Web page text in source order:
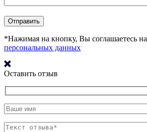
*Нажимая на кнопку, Вы соглашаетесь на
персональных данных
Оставить отзыв